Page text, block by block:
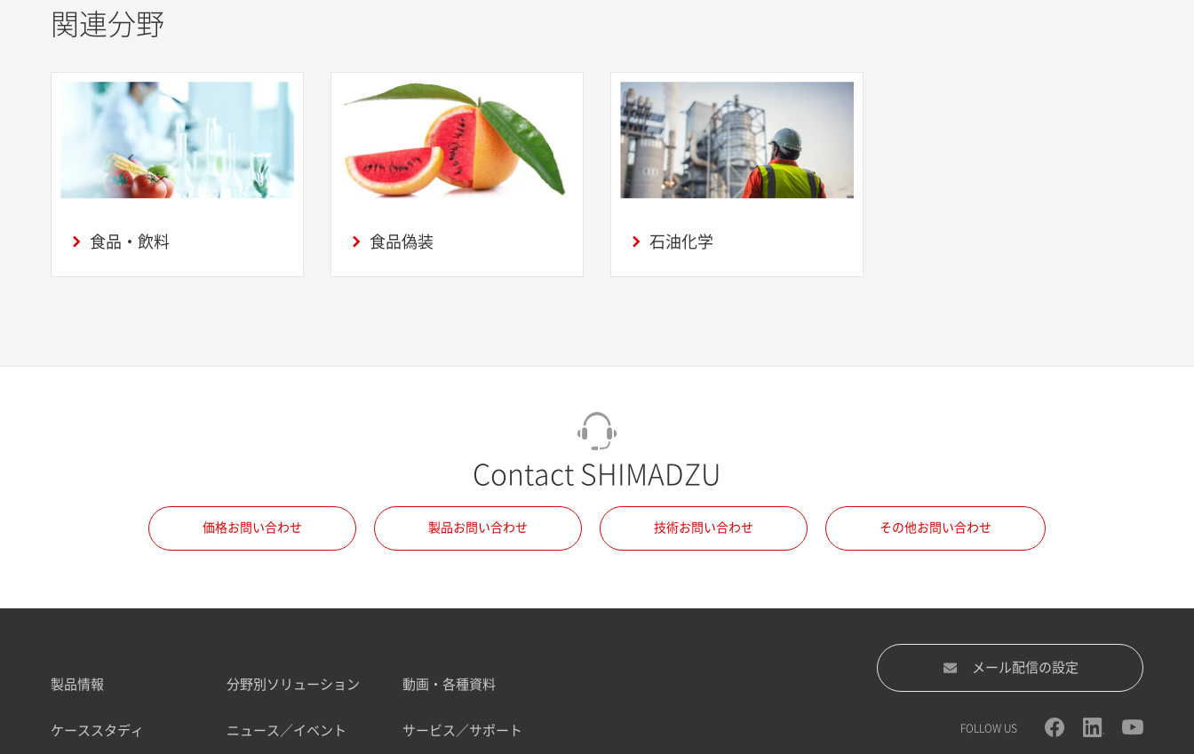
関連分野
食品・飲料 食品偽装 石油化学
Contact SHIMADZU
価格お問い合わせ 製品お問い合わせ 技術お問い合わせ その他お問い合わせ
製品情報 分野別ソリューション 動画・各種資料
ケーススタディ ニュース／イベント サービス／サポート
メール配信の設定
FOLLOW US